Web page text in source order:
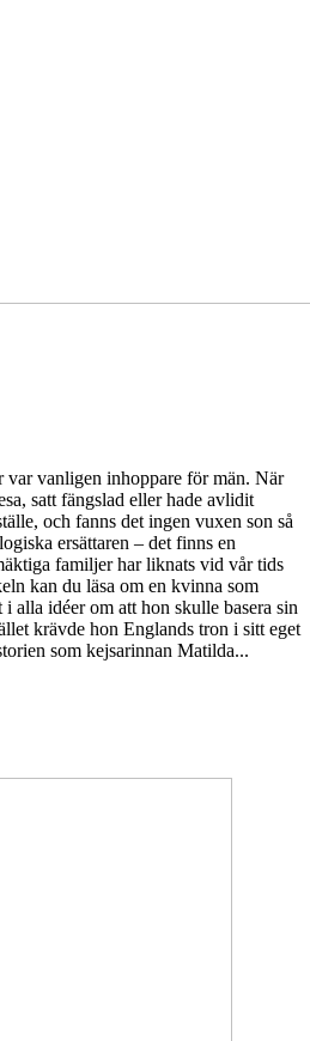
vanligen inhoppare för män. När
satt fängslad eller hade avlidit
och fanns det ingen vuxen son så
ersättaren – det finns en
familjer har liknats vid vår tids
kan du läsa om en kvinna som
alla idéer om att hon skulle basera sin
krävde hon Englands tron i sitt eget
som kejsarinnan Matilda...